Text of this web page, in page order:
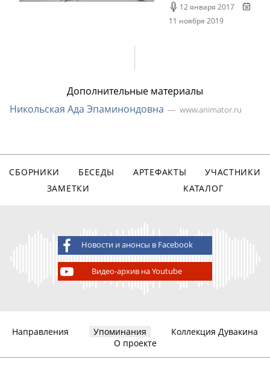
12 января 2017
11 ноября 2019
Дополнительные материалы
Никольская Ада Эпаминондовна
www.animator.ru
СБОРНИКИ БЕСЕДЫ АРТЕФАКТЫ
УЧАСТНИКИ
ЗАМЕТКИ
КАТАЛОГ
Новости и анонсы в Facebook
Видео-архив на Youtube
Направления Упоминания
Коллекция Дувакина
О проекте